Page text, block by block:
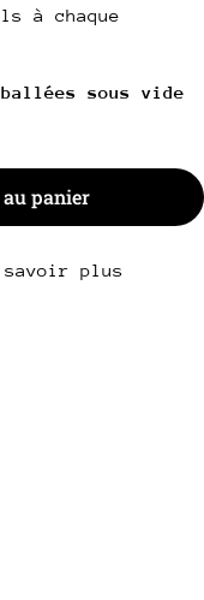
à chaque
sous vide
filet Angus
pour Contre-filet
panier
plus